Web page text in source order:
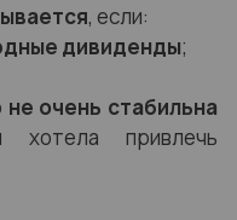
, если:
дивиденды;
не очень стабильна
хотела привлечь